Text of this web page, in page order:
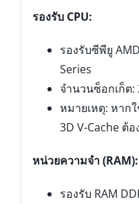
รองรับ CPU:
รองรับซีพียู
Series
จำนวนซ็อกเก็ต:
หมายเหตุ: หาก
3D V-Cache ต้
หน่วยความจำ (RAM):
รองรับ RAM